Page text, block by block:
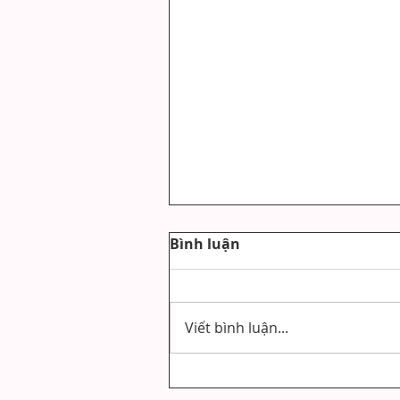
Cách Đặt Bút Viết Khi
Bình luận
Viết bình luận...